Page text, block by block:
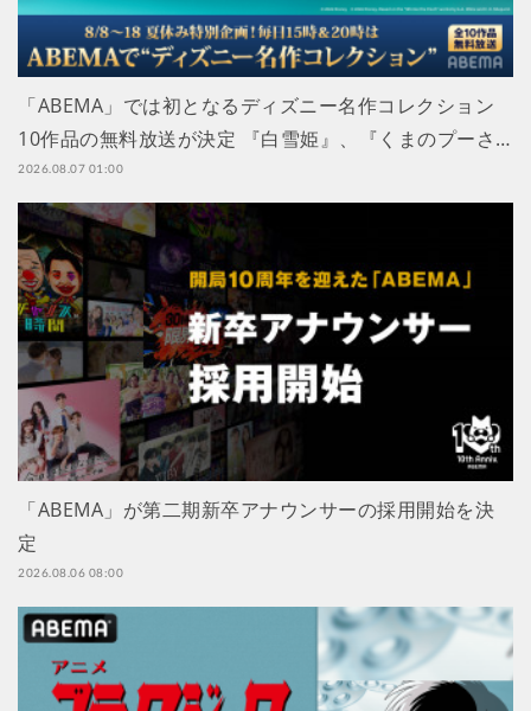
「ABEMA」では初となるディズニー名作コレクション
10作品の無料放送が決定 『白雪姫』、『くまのプーさ…
2026.08.07 01:00
「ABEMA」が第二期新卒アナウンサーの採用開始を決
定
2026.08.06 08:00